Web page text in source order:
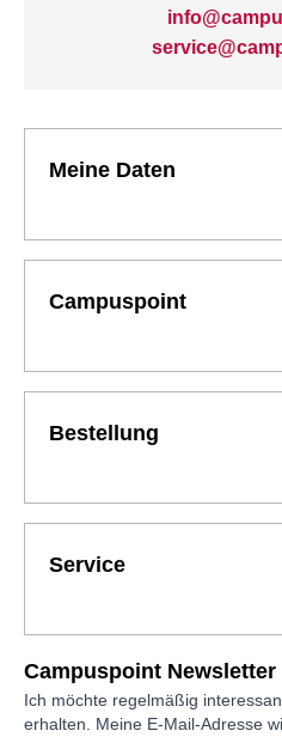
Meine Daten
Campuspoint
Bestellung
Service
Campuspoint Newsletter
Ich möchte regelmäßig
erhalten. Meine E-Mail-Adresse